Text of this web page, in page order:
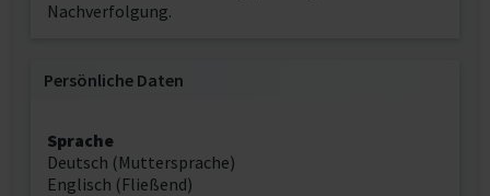
Nachverfolgung.
Persönliche Daten
Sprache
Deutsch (Muttersprache)
Englisch (Fließend)